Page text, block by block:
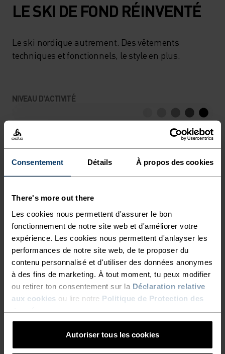
Consentement Détails À propos des cookies
There's more out there
Les cookies nous permettent d'assurer le bon
fonctionnement de notre site web et d'améliorer votre
expérience. Les cookies nous permettent d'anlayser les
performances de notre site web, de te proposer du
contenu personnalisé et d'utiliser des données anonymes
à des fins de marketing. À tout moment, tu peux modifier
ou retirer ton consentement sur la Déclaration relative
aux cookies ou lire notre Politique de Protection des
Autoriser tous les cookies
LE SKI DE FOND RÉINVENTÉ
Le ski nordique autrement. Des vêtements
techniques et fonctionnels, le style en plus.
NIVEAU D'ACTIVITÉ
BAS ÉLEVÉ
TYPE D’ACTIVITÉ
ACTIVITÉS À HAUTE INTENSITÉ
CARACTÉRISTIQUES DES MATIÈRES
LE POLYESTER
Le polyester est une fibre synthétique résistante qui
évacue l’humidité et sèche rapidement. Il conserve sa
forme, résiste au froissement et au rétrécissement, et
garde particulièrement bien sa couleur au fil des années.
Nous l’utilisons dans des produits tels que nos base
layers.
RETOUR EN HAUT